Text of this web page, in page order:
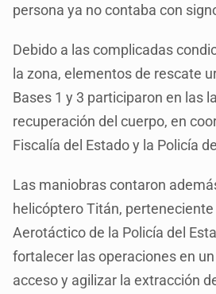
persona ya no contaba con
Debido a las complicadas
la zona, elementos de rescate
Bases 1 y 3 participaron en las
recuperación del cuerpo, en
Fiscalía del Estado y la Policía
Las maniobras contaron
helicóptero Titán,
Aerotáctico de la Policía del
fortalecer las operaciones en un
acceso y agilizar la extracción